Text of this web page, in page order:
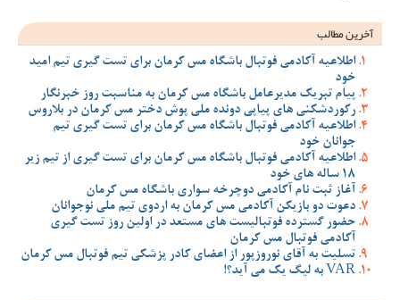
آخرین مطالب
اطلاعیه آکادمی فوتبال باشگاه مس کرمان برای تست گیری تیم امید
خود
پیام تبریک مدیرعامل باشگاه مس کرمان به مناسبت روز خبرنگار
رکوردشکنی های پیاپی دونده ملی پوش دختر مس کرمان در بلاروس
اطلاعیه آکادمی فوتبال باشگاه مس کرمان برای تست گیری تیم
جوانان خود
اطلاعیه آکادمی فوتبال باشگاه مس کرمان برای تست گیری از تیم زیر
18 ساله های خود
آغاز ثبت نام آکادمی دوچرخه سواری باشگاه مس کرمان
دعوت دو بازیکن آکادمی مس کرمان به اردوی تیم ملی نوجوانان
حضور گسترده فوتبالیست های مستعد در اولین روز تست گیری
آکادمی فوتبال مس کرمان
تسلیت به آقای نوروزپور از اعضای کادر پزشکی تیم فوتبال مس کرمان
VAR به لیگ یک می آید؟!